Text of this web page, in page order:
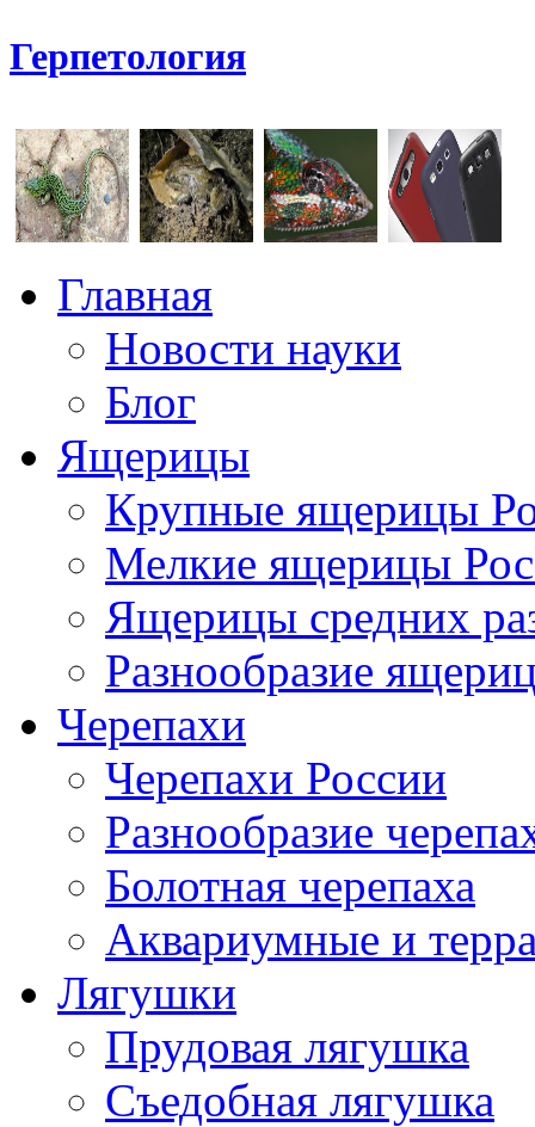
Герпетология
Главная
Новости науки
Блог
Ящерицы
Крупные ящерицы
Мелкие ящерицы
Ящерицы средних
Разнообразие
Черепахи
Черепахи России
Разнообразие
Болотная черепаха
Аквариумные и
Лягушки
Прудовая лягушка
Съедобная лягушка